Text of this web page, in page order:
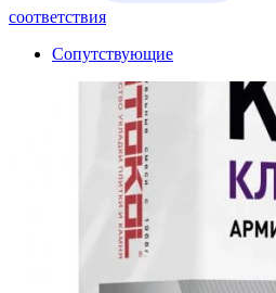
соответствия
Сопутствующие